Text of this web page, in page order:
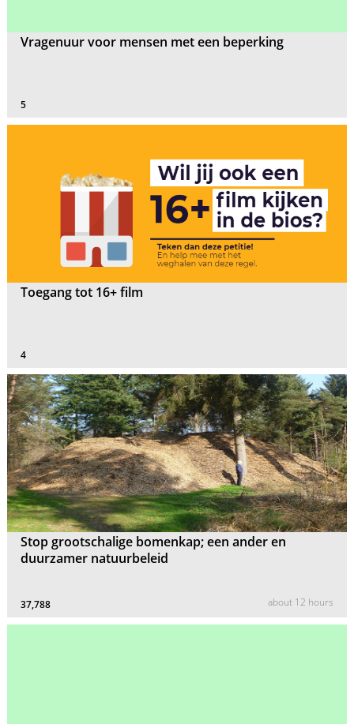
Vragenuur voor mensen met een beperking
5
Toegang tot 16+ film
4
Stop grootschalige bomenkap; een ander en
duurzamer natuurbeleid
37,788 about 12 hours